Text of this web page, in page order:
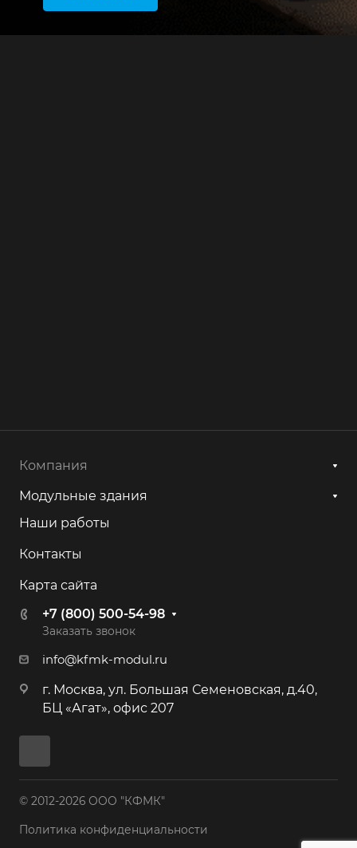
Компания
Модульные здания
Наши работы
Контакты
Карта сайта
+7 (800) 500-54-98
Заказать звонок
info@kfmk-modul.ru
г. Москва, ул. Большая Семеновская, д.40,
БЦ «Агат», офис 207
© 2012-2026 ООО "КФМК"
Политика конфиденциальности